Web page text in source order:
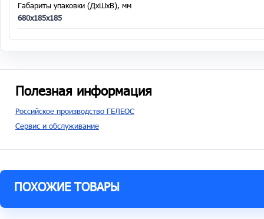
Габариты упаковки (ДхШхВ), мм
680х185х185
Полезная информация
Российское производство ГЕЛЕОС
Сервис и обслуживание
ПОХОЖИЕ ТОВАРЫ